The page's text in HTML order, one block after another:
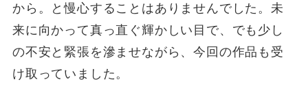
から。と慢心することはありませんでした。未
来に向かって真っ直ぐ輝かしい目で、でも少し
の不安と緊張を滲ませながら、今回の作品も受
け取っていました。